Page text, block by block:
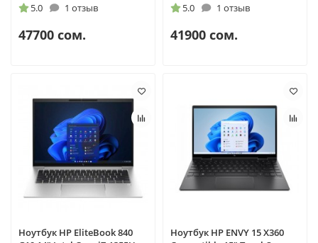
5.0 1 отзыв
47700 сом.
5.0 1 отзыв
41900 сом.
Ноутбук HP EliteBook 840
Ноутбук HP ENVY 15 X360